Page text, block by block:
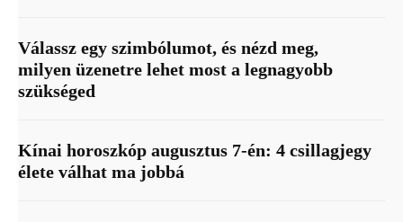
Válassz egy szimbólumot, és nézd meg,
milyen üzenetre lehet most a legnagyobb
szükséged
Kínai horoszkóp augusztus 7-én: 4 csillagjegy
élete válhat ma jobbá